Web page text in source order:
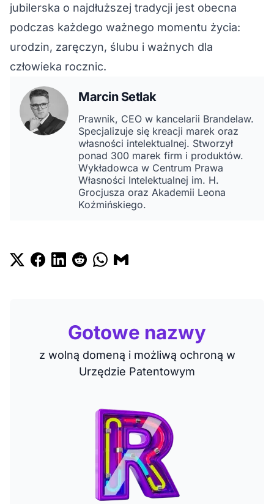
jubilerska o najdłuższej tradycji jest obecna
podczas każdego ważnego momentu życia:
urodzin, zaręczyn, ślubu i ważnych dla
człowieka rocznic.
Marcin Setlak
Prawnik, CEO w kancelarii Brandelaw.
Specjalizuje się kreacji marek oraz
własności intelektualnej. Stworzył
ponad 300 marek firm i produktów.
Wykładowca w Centrum Prawa
Własności Intelektualnej im. H.
Grocjusza oraz Akademii Leona
Koźmińskiego.
Gotowe nazwy
z wolną domeną i możliwą ochroną w
Urzędzie Patentowym